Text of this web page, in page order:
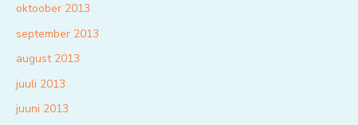
oktoober 2013
september 2013
august 2013
juuli 2013
juuni 2013